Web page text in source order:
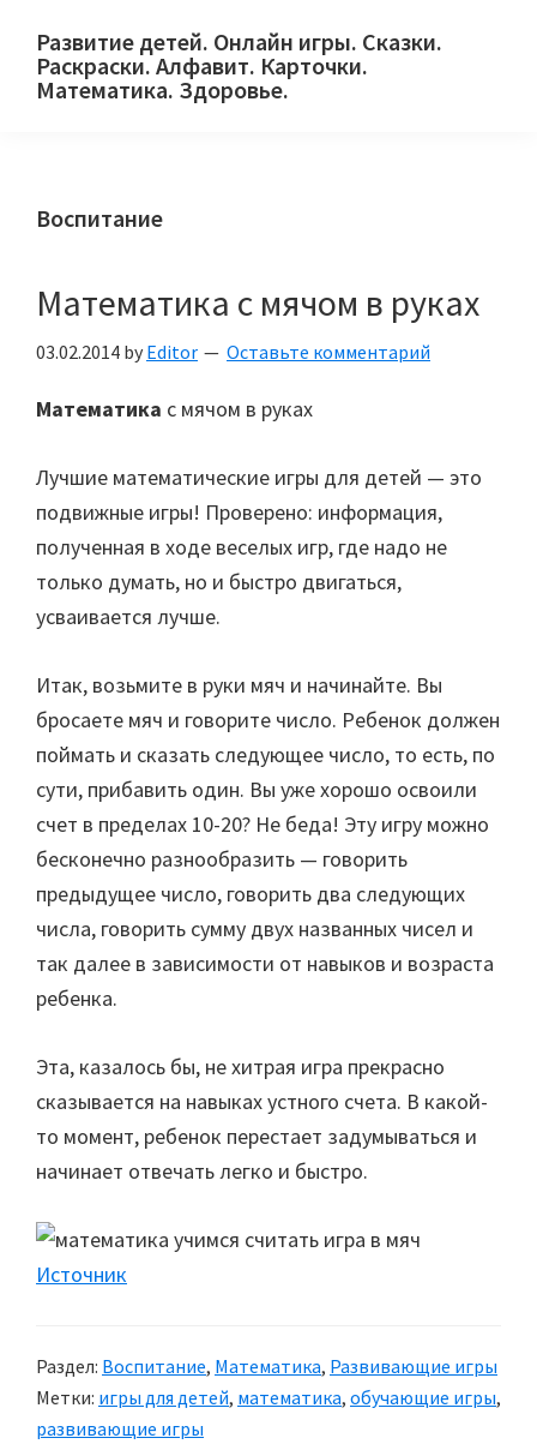
primary
main
primary
Развитие детей. Онлайн игры. Сказки.
Раскраски. Алфавит. Карточки.
Математика. Здоровье.
и
родителей.
Воспитание
Математика с мячом в руках
03.02.2014 by Editor Оставьте комментарий
Математика с мячом в руках
Лучшие математические игры для детей — это
подвижные игры! Проверено: информация,
полученная в ходе веселых игр, где надо не
только думать, но и быстро двигаться,
усваивается лучше.
Итак, возьмите в руки мяч и начинайте. Вы
бросаете мяч и говорите число. Ребенок должен
поймать и сказать следующее число, то есть, по
сути, прибавить один. Вы уже хорошо освоили
счет в пределах 10-20? Не беда! Эту игру можно
бесконечно разнообразить — говорить
предыдущее число, говорить два следующих
числа, говорить сумму двух названных чисел и
так далее в зависимости от навыков и возраста
ребенка.
Эта, казалось бы, не хитрая игра прекрасно
сказывается на навыках устного счета. В какой-
то момент, ребенок перестает задумываться и
начинает отвечать легко и быстро.
Источник
Раздел: Воспитание, Математика, Развивающие игры
Метки: игры для детей, математика, обучающие игры,
развивающие игры